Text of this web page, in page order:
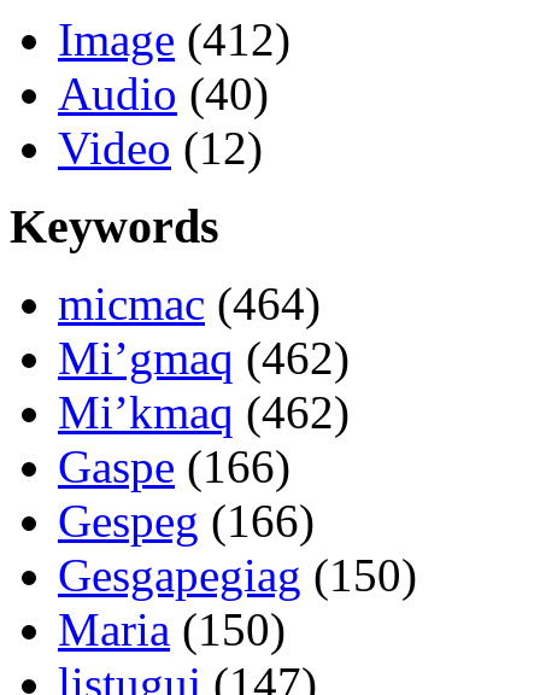
Image (412)
Audio (40)
Video (12)
Keywords
micmac (464)
Mi’gmaq (462)
Mi’kmaq (462)
Gaspe (166)
Gespeg (166)
Gesgapegiag (150)
Maria (150)
listuguj (147)